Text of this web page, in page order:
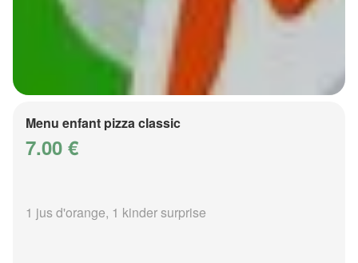
Menu enfant pizza classic
7.00 €
1 jus d'orange, 1 kinder surprise